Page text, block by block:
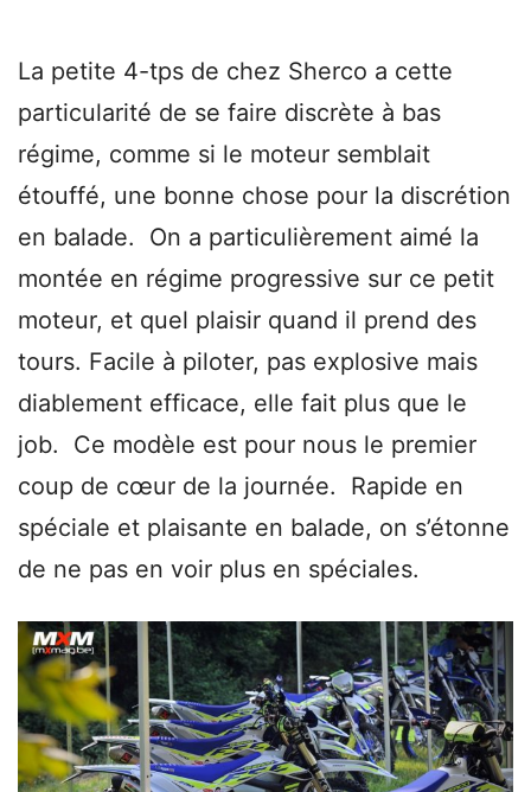
La petite 4-tps de chez Sherco a cette
particularité de se faire discrète à bas
régime, comme si le moteur semblait
étouffé, une bonne chose pour la discrétion
en balade. On a particulièrement aimé la
montée en régime progressive sur ce petit
moteur, et quel plaisir quand il prend des
tours. Facile à piloter, pas explosive mais
diablement efficace, elle fait plus que le
job. Ce modèle est pour nous le premier
coup de cœur de la journée. Rapide en
spéciale et plaisante en balade, on s’étonne
de ne pas en voir plus en spéciales.